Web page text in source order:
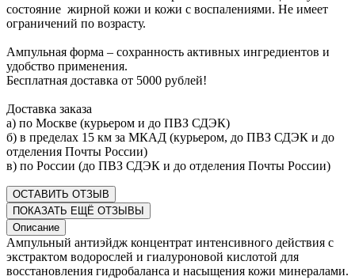
состояние жирной кожи и кожи с воспалениями. Не имеет
ограничений по возрасту.
Ампульная форма – сохранность активных ингредиентов и
удобство применения.
Бесплатная доставка от 5000 рублей!
Доставка заказа
а) по Москве (курьером и до ПВЗ СДЭК)
б) в пределах 15 км за МКАД (курьером, до ПВЗ СДЭК и до
отделения Почты России)
в) по России (до ПВЗ СДЭК и до отделения Почты России)
ОСТАВИТЬ ОТЗЫВ
ПОКАЗАТЬ ЕЩЁ ОТЗЫВЫ
Описание
Ампульный антиэйдж концентрат интенсивного действия с
экстрактом водорослей и гиалуроновой кислотой для
восстановления гидробаланса и насыщения кожи минералами.